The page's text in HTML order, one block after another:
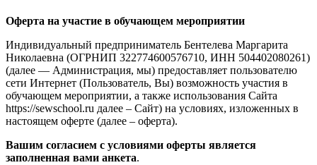
Оферта на участие в обучающем мероприятии
Индивидуальный предприниматель Бентелева Маргарита
Николаевна (ОГРНИП 322774600576710, ИНН 504402080261)
(далее — Администрация, мы) предоставляет пользователю
сети Интернет (Пользователь, Вы) возможность участия в
обучающем мероприятии, а также использования Сайта
https://sewschool.ru далее – Сайт) на условиях, изложенных в
настоящем оферте (далее – оферта).
Вашим согласием с условиями оферты является
заполненная вами анкета.